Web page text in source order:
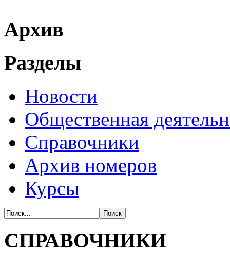
Архив
Разделы
Новости
Общественная
Справочники
Архив номеров
Курсы
СПРАВОЧНИКИ